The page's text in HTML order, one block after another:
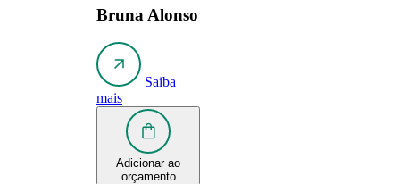
Bruna Alonso
Saiba
mais
Adicionar ao
orçamento